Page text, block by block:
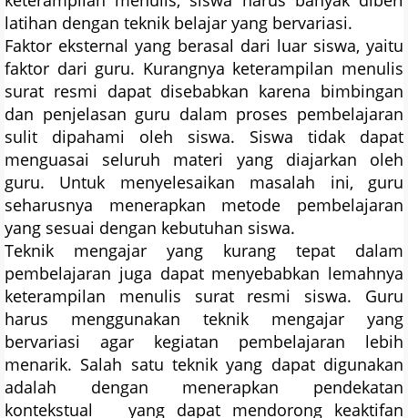
latihan dengan teknik belajar yang bervariasi.
Faktor eksternal yang berasal dari luar siswa, yaitu
faktor dari guru. Kurangnya keterampilan menulis
surat resmi dapat disebabkan karena bimbingan
dan penjelasan guru dalam proses pembelajaran
sulit dipahami oleh siswa. Siswa tidak dapat
menguasai seluruh materi yang diajarkan oleh
guru. Untuk menyelesaikan masalah ini, guru
seharusnya menerapkan metode pembelajaran
yang sesuai dengan kebutuhan siswa.
Teknik mengajar yang kurang tepat dalam
pembelajaran juga dapat menyebabkan lemahnya
keterampilan menulis surat resmi siswa. Guru
harus menggunakan teknik mengajar yang
bervariasi agar kegiatan pembelajaran lebih
menarik. Salah satu teknik yang dapat digunakan
adalah dengan menerapkan pendekatan
kontekstual yang dapat mendorong keaktifan